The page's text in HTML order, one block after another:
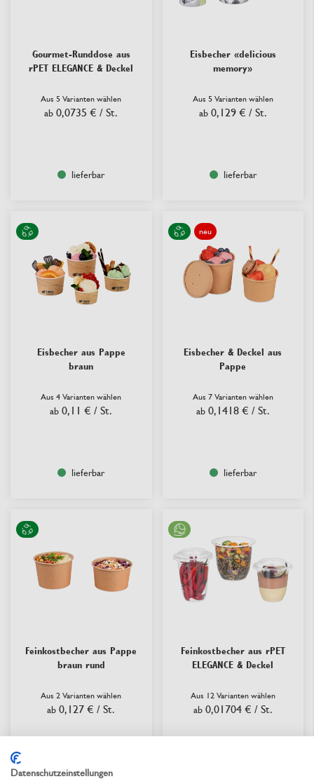
Gourmet-Runddose aus
rPET ELEGANCE & Deckel
Aus 5 Varianten wählen
ab 0,0735 € / St.
lieferbar
Eisbecher «delicious
memory»
Aus 5 Varianten wählen
ab 0,129 € / St.
lieferbar
Eisbecher aus Pappe
braun
Aus 4 Varianten wählen
ab 0,11 € / St.
lieferbar
neu
Eisbecher & Deckel aus
Pappe
Aus 7 Varianten wählen
ab 0,1418 € / St.
lieferbar
Feinkostbecher aus Pappe
braun rund
Aus 2 Varianten wählen
ab 0,127 € / St.
lieferbar
Feinkostbecher aus rPET
ELEGANCE & Deckel
Aus 12 Varianten wählen
ab 0,01704 € / St.
Datenschutzeinstellungen